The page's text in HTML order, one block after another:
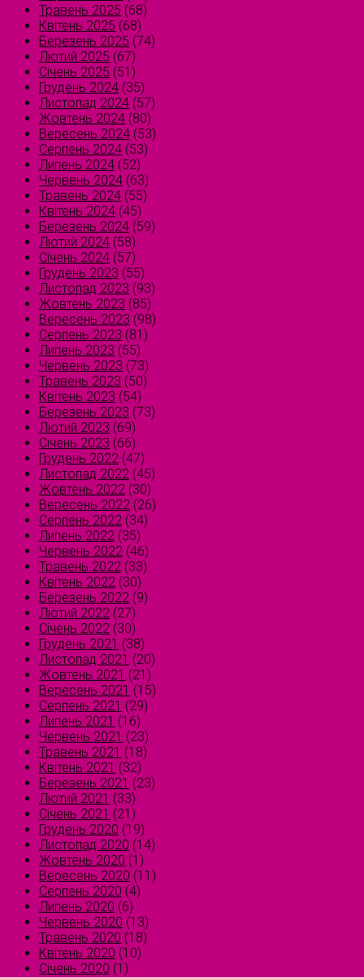
Травень 2025 (68)
Квітень 2025 (68)
Березень 2025 (74)
Лютий 2025 (67)
Січень 2025 (51)
Грудень 2024 (35)
Листопад 2024 (57)
Жовтень 2024 (80)
Вересень 2024 (53)
Серпень 2024 (53)
Липень 2024 (52)
Червень 2024 (63)
Травень 2024 (55)
Квітень 2024 (45)
Березень 2024 (59)
Лютий 2024 (58)
Січень 2024 (57)
Грудень 2023 (55)
Листопад 2023 (93)
Жовтень 2023 (85)
Вересень 2023 (98)
Серпень 2023 (81)
Липень 2023 (55)
Червень 2023 (73)
Травень 2023 (50)
Квітень 2023 (54)
Березень 2023 (73)
Лютий 2023 (69)
Січень 2023 (66)
Грудень 2022 (47)
Листопад 2022 (45)
Жовтень 2022 (30)
Вересень 2022 (26)
Серпень 2022 (34)
Липень 2022 (35)
Червень 2022 (46)
Травень 2022 (33)
Квітень 2022 (30)
Березень 2022 (9)
Лютий 2022 (27)
Січень 2022 (30)
Грудень 2021 (38)
Листопад 2021 (20)
Жовтень 2021 (21)
Вересень 2021 (15)
Серпень 2021 (29)
Липень 2021 (16)
Червень 2021 (23)
Травень 2021 (18)
Квітень 2021 (32)
Березень 2021 (23)
Лютий 2021 (33)
Січень 2021 (21)
Грудень 2020 (19)
Листопад 2020 (14)
Жовтень 2020 (1)
Вересень 2020 (11)
Серпень 2020 (4)
Липень 2020 (6)
Червень 2020 (13)
Травень 2020 (18)
Квітень 2020 (10)
Січень 2020 (1)